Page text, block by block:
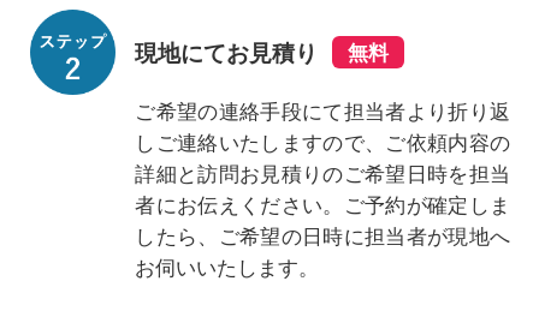
現地にてお見積り
ご希望の連絡手段にて担当者より折り返
しご連絡いたしますので、ご依頼内容の
詳細と訪問お見積りのご希望日時を担当
者にお伝えください。ご予約が確定しま
したら、ご希望の日時に担当者が現地へ
お伺いいたします。